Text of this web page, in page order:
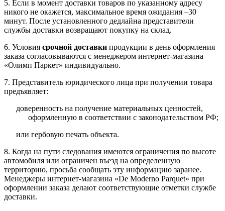
5. Если в момент доставки товаров по указанному адресу
никого не окажется, максимальное время ожидания –30
минут. После установленного дедлайна представители
службы доставки возвращают покупку на склад.
6. Условия срочной доставки продукции в день оформления
заказа согласовываются с менеджером интернет-магазина
«Олимп Паркет» индивидуально.
7. Представитель юридического лица при получении товара
предъявляет:
доверенность на получение материальных ценностей,
оформленную в соответствии с законодательством РФ;
или гербовую печать объекта.
8. Когда на пути следования имеются ограничения по высоте
автомобиля или ограничен въезд на определенную
территорию, просьба сообщать эту информацию заранее.
Менеджеры интернет-магазина «De Moderno Parquet» при
оформлении заказа делают соответствующие отметки службе
доставки.